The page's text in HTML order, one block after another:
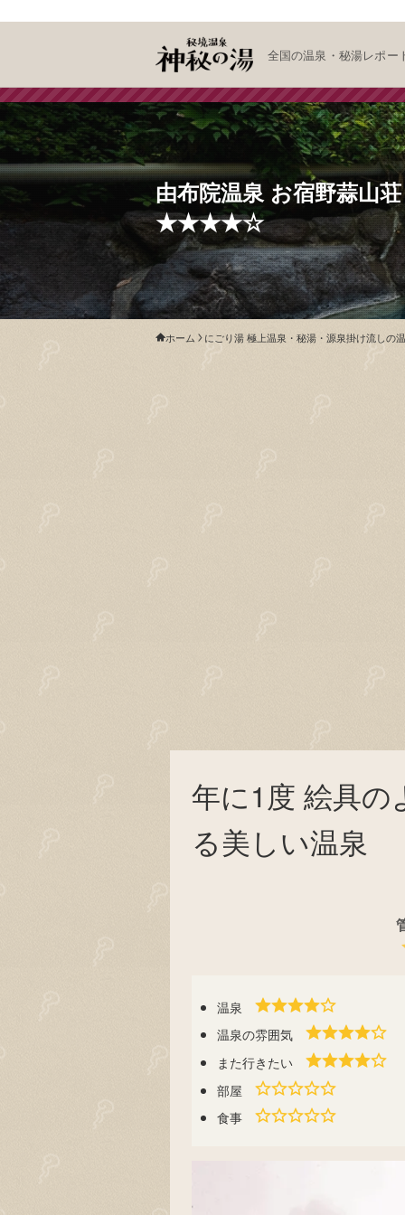
全国の温泉・秘湯レポ
由布院温泉 お宿野蒜山
★★★★☆
ホーム にごり湯 極上温泉・秘湯・源泉掛け流しの
年に1度 絵具の
る美しい温泉
温泉
温泉の雰囲気
また行きたい
部屋
食事